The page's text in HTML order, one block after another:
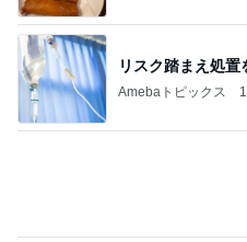
リスク踏まえ処置
Amebaトピックス